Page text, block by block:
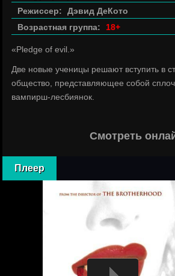
Режиссер:
Дэвид ДеКото
Возрастная группа:
18+
«Pledge of evil.»
Две новые ученицы решают вступить в
общество, представляющее собой
вампирш-лесбиянок.
Смотреть
Плеер